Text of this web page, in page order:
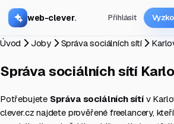
web-clever. Přihlásit
Úvod Joby Správa sociálních sítí
Správa sociálních sítí
Potřebujete Správa sociálních sítív
clever.cz najdete prověřené freelancery,